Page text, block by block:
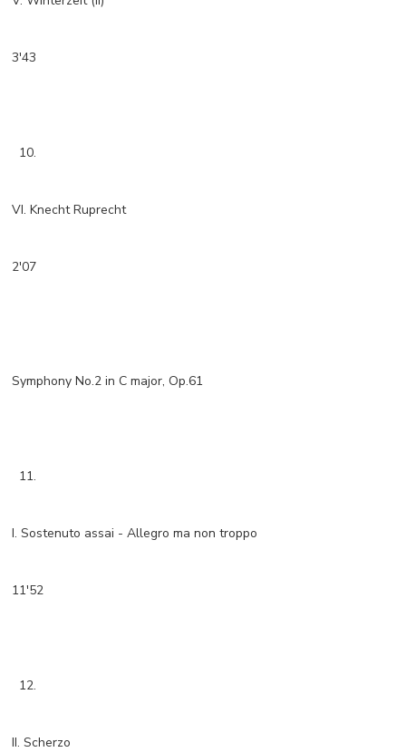
3'43
10.
VI. Knecht Ruprecht
2'07
Symphony No.2 in C major, Op.61
11.
I. Sostenuto assai - Allegro ma non troppo
11'52
12.
II. Scherzo